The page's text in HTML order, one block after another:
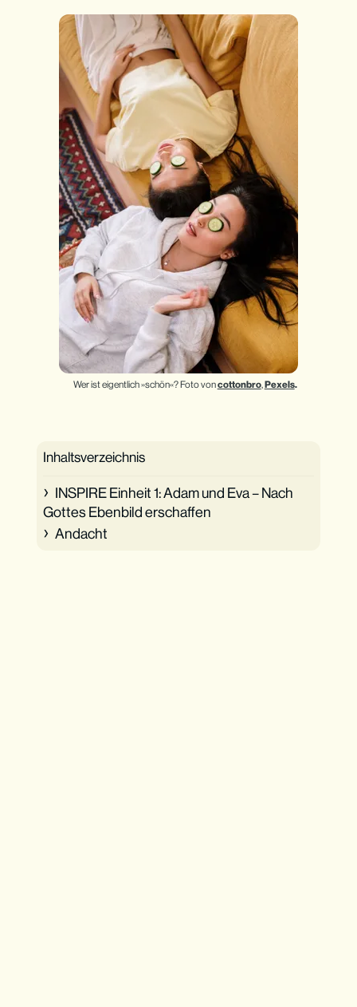
Wer ist eigentlich »schön«? Foto von cottonbro, Pexels.
Inhaltsverzeichnis
INSPIRE Einheit 1: Adam und Eva – Nach
Gottes Ebenbild erschaffen
Andacht